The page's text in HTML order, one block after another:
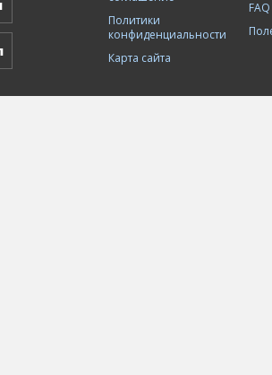
Политики
конфиденциальности
Карта сайта
FAQ